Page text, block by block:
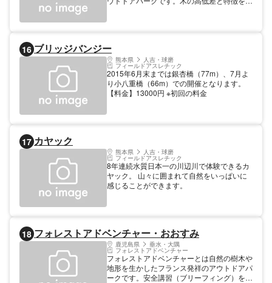
ース」は、ターザンのようにネットにとぶタ
ーザンスイングや高さ1５ｍのプラットホー
ムから地面に飛び降りる迫力満点の「ミノム
シシュート」など４0のアクティビティを設
置しています。日本初となるダム湖を横断す
る「ジップトリップコース」は、往路４10
で。 ２．中学生以下のご利用には、必ず保
護者若しくは同等の資格を持つ方（18歳以
上）がご一緒にご参加ください。 ３．高校
生のご利用の場合は、保護者の同伴は必要あ
チャーコース（大人小人一律料金：税込）グ
ループ料金（8名~）：3,500円／1人
16 ブリッジバンジー
熊本県 人吉・球磨
フィールドアスレチック
2015年6月末までは銀杏橋（77m）、7月よ
り小八重橋（66m）での開催となります。
【料金】13000円 ※初回の料金
17 カヤック
熊本県 人吉・球磨
フィールドアスレチック
8年連続水質日本一の川辺川で体験できるカ
ヤック。 山々に囲まれて自然をいっぱいに
感じることができます。
18 フォレストアドベンチャー・おおすみ
鹿児島県 垂水・大隅
フォレストアドベンチャー
フォレストアドベンチャーとは自然の樹木や
地形を生かしたフランス発祥のアウトドアパ
ークです。安全講習（ブリーフィング）を受